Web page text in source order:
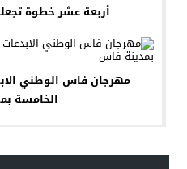
أربعة عشر خطوة
مهرجان فاس الوطني
الخامسة